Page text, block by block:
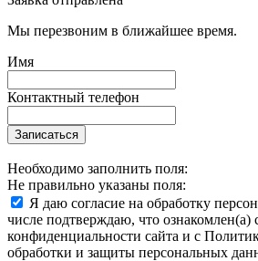
Мы перезвоним в ближайшее время.
Имя
Контактный телефон
Записаться
Необходимо заполнить поля:
Не правильно указаны поля:
Я даю согласие на обработку
числе подтверждаю, что ознакомлен(а)
конфиденциальности сайта и с
обработки и защиты персональных